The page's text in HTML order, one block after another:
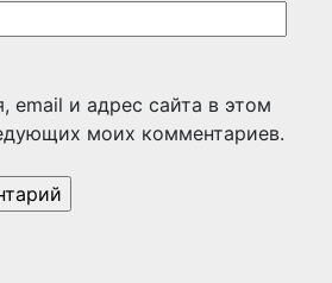
email и адрес сайта в этом
моих комментариев.